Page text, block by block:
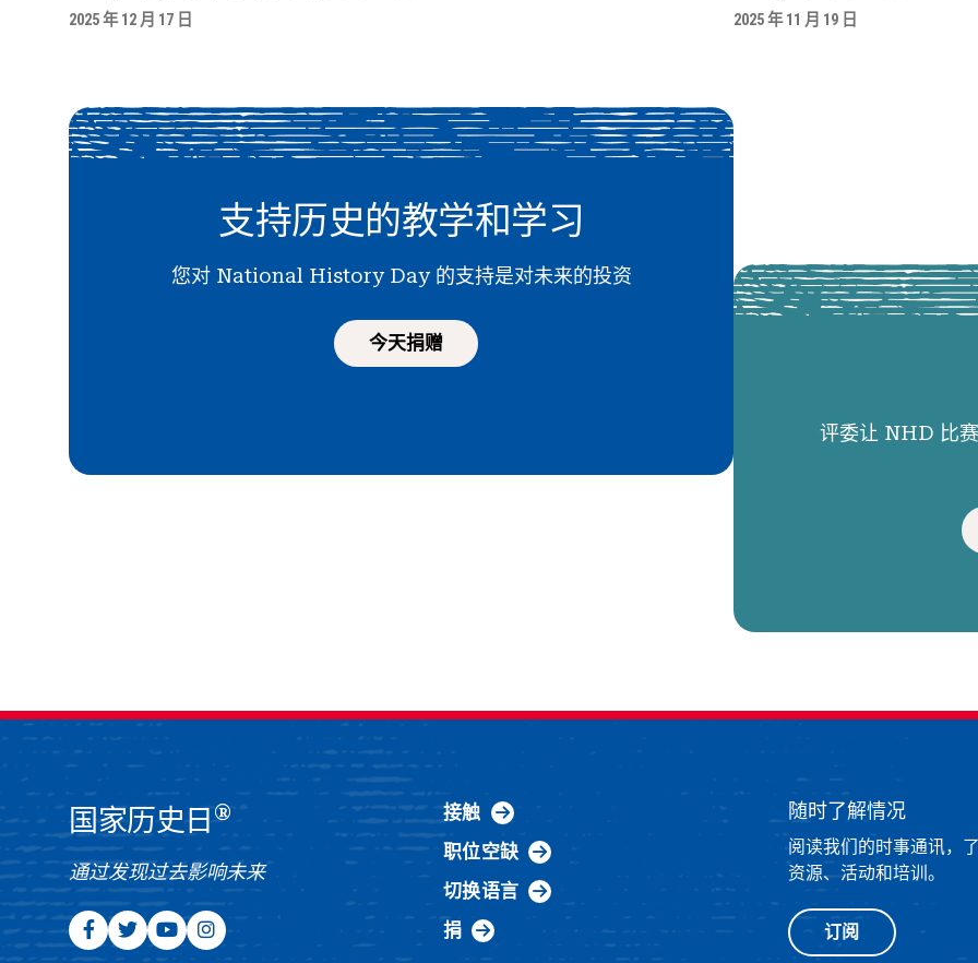
2025 年 12 月 17 日 2025 年 11 月 19 日
支持历史的教学和学习
您对 National History Day 的支持是对未来的投资
今天捐赠
评委让 NHD 比
国家历史日®
通过发现过去影响未来
接触
职位空缺
切换语言
捐
随时了解情况
阅读我们的时事通讯，
资源、活动和培训。
订阅